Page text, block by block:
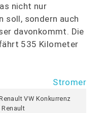
nicht nur
soll, sondern auch
davonkommt. Die
535 Kilometer
VW Konkurrenz